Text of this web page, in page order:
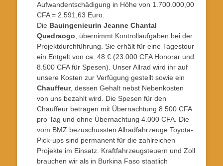
Aufwandentschädigung in Höhe von 1.700.000,00
CFA = 2.591,63 Euro.
Die Bauingenieurin Jeanne Chantal
Quedraogo , übernimmt Kontrollaufgaben bei der
Projektdurchführung. Sie erhält für eine Tagestour
ein Entgelt von ca. 48 € (23.000 CFA Honorar und
8.500 CFA für Spesen). Unser Allrad wird ihr auf
unsere Kosten zur Verfügung gestellt sowie ein
Chauffeur, dessen Gehalt nebst Nebenkosten
von uns bezahlt wird. Die Spesen für den
Chauffeur betragen mit Übernachtung 8.500 CFA
pro Tag und ohne Übernachtung 4.000 CFA. Die
vom BMZ bezuschussten Allradfahrzeuge Toyota-
Pick-ups sind permanent für die zahlreichen
Projekte im Einsatz. Kraftfahrzeugsteuern und Zoll
brauchen wir als in Burkina Faso staatlich